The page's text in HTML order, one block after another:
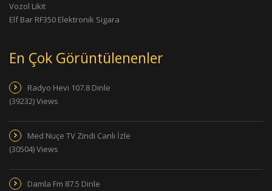
Vozol Likit
Elf Bar RF350 Elektronik Sigara
En Çok Görüntülenenler
Radyo Hevi 107.8 Dinle
(39232) Views
Med Nuçe TV Zindi Canlı İzle
(30504) Views
Damla Fm 87.5 Dinle